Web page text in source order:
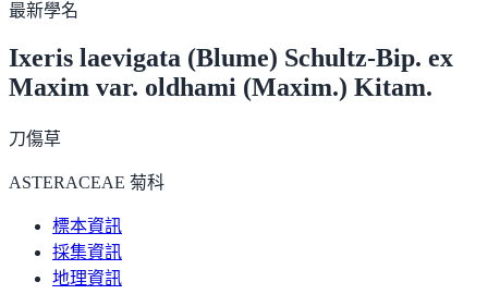
最新學名
Ixeris laevigata (Blume) Schultz-Bip. ex
Maxim var. oldhami (Maxim.) Kitam.
刀傷草
ASTERACEAE 菊科
標本資訊
採集資訊
地理資訊